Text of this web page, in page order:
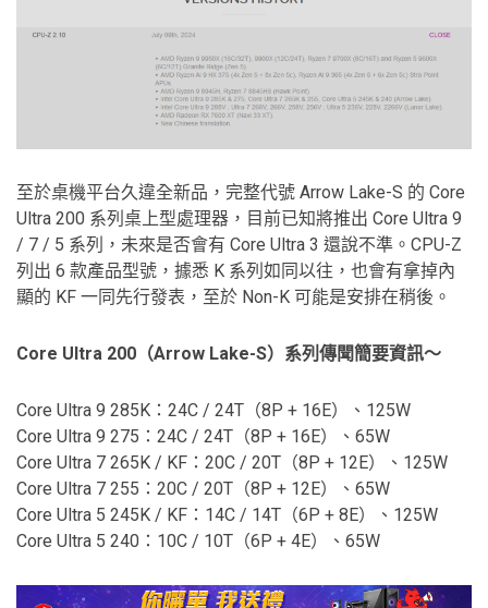
至於桌機平台久違全新品，完整代號 Arrow Lake-S 的 Core
Ultra 200 系列桌上型處理器，目前已知將推出 Core Ultra 9
/ 7 / 5 系列，未來是否會有 Core Ultra 3 還說不準。CPU-Z
列出 6 款產品型號，據悉 K 系列如同以往，也會有拿掉內
顯的 KF 一同先行發表，至於 Non-K 可能是安排在稍後。
Core Ultra 200（Arrow Lake-S）系列傳聞簡要資訊～
Core Ultra 9 285K：24C / 24T（8P + 16E）、125W
Core Ultra 9 275：24C / 24T（8P + 16E）、65W
Core Ultra 7 265K / KF：20C / 20T（8P + 12E）、125W
Core Ultra 7 255：20C / 20T（8P + 12E）、65W
Core Ultra 5 245K / KF：14C / 14T（6P + 8E）、125W
Core Ultra 5 240：10C / 10T（6P + 4E）、65W